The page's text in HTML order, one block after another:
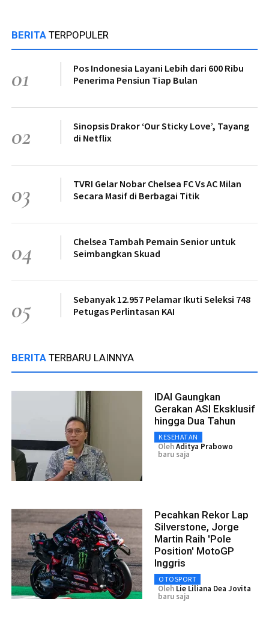
BERITA TERPOPULER
01
Pos Indonesia Layani Lebih dari 600 Ribu
Penerima Pensiun Tiap Bulan
02
Sinopsis Drakor ‘Our Sticky Love’, Tayang
di Netflix
03
TVRI Gelar Nobar Chelsea FC Vs AC Milan
Secara Masif di Berbagai Titik
04
Chelsea Tambah Pemain Senior untuk
Seimbangkan Skuad
05
Sebanyak 12.957 Pelamar Ikuti Seleksi 748
Petugas Perlintasan KAI
BERITA TERBARU LAINNYA
IDAI Gaungkan
Gerakan ASI Eksklusif
hingga Dua Tahun
KESEHATAN
OlehAditya Prabowo
baru saja
Pecahkan Rekor Lap
Silverstone, Jorge
Martin Raih 'Pole
Position' MotoGP
Inggris
OTOSPORT
Oleh Lie Liliana Dea Jovita
baru saja